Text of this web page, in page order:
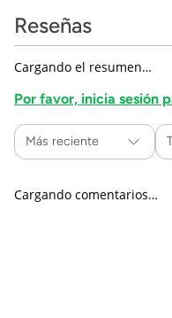
Reseñas
Cargando el resumen…
Por favor, inicia sesión
Más reciente
Cargando comentarios…